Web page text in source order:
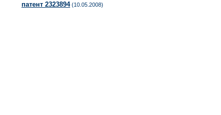
патент 2323894(10.05.2008)